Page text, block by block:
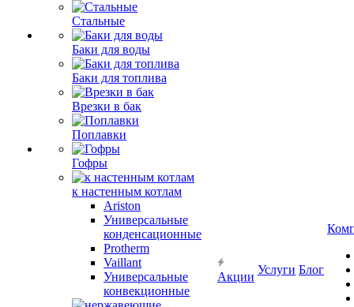
Стальные
Баки для воды
Баки для топлива
Врезки в бак
Поплавки
Гофры
к настенным котлам
Ariston
Универсальные
конденсационные
Protherm
Vaillant
Универсальные
конвекционные
Акции
Услуги Блог